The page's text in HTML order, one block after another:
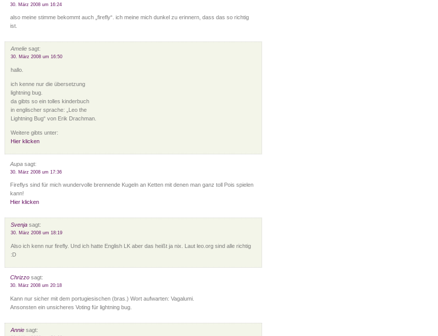
30. März 2008 um 16:24
also meine stimme bekommt auch „firefly“. ich meine mich dunkel zu erinnern, dass das so richtig
ist.
Ameliesagt:
30. März 2008 um 16:50
hallo.
ich kenne nur die übersetzung
lightning bug.
da gibts so ein tolles kinderbuch
in englischer sprache: „Leo the
Lightning Bug“ von Erik Drachman.
Weitere gibts unter:
Hier klicken
Aupasagt:
30. März 2008 um 17:36
Fireflys sind für mich wundervolle brennende Kugeln an Ketten mit denen man ganz toll Pois spielen
kann!
Hier klicken
Svenjasagt:
30. März 2008 um 18:19
Also ich kenn nur firefly. Und ich hatte English LK aber das heißt ja nix. Laut leo.org sind alle richtig
:D
Chrizzosagt:
30. März 2008 um 20:18
Kann nur sicher mit dem portugiesischen (bras.) Wort aufwarten: Vagalumi.
Ansonsten ein unsicheres Voting für lightning bug.
Anniesagt: